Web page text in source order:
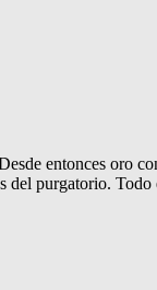
entonces oro
del purgatorio.